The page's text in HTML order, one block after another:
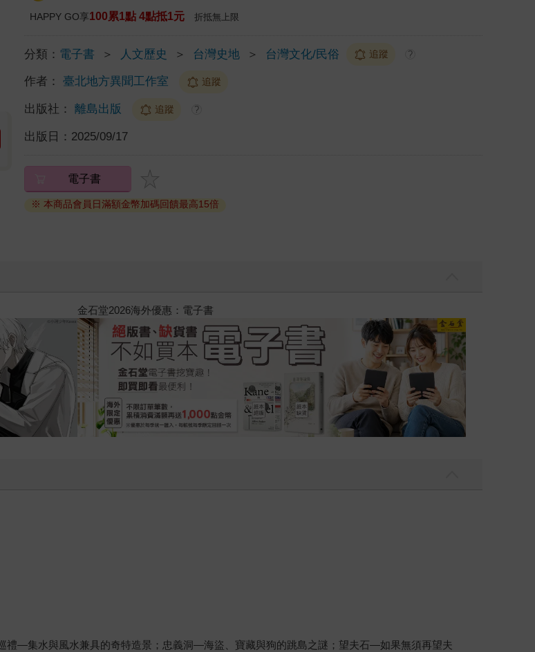
HAPPY GO享100累1點 4點抵1元 折抵無上限
分類： 電子書 ＞ 人文歷史 ＞ 台灣史地 ＞ 台灣文化/民俗 追蹤 ?
作者： 臺北地方異聞工作室 追蹤
出版社： 離島出版 追蹤 ?
出版日： 2025/09/17
電子書
※ 本商品會員日滿額金幣加碼回饋最高15倍
2026金石堂暑假漫博〈你好，我吃一點〉第二波
—集水與風水兼具的奇特造景；忠義洞—海盜、寶藏與狗的跳島之謎；望夫石—如果無須再望夫